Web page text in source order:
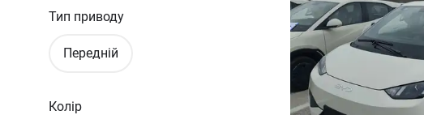
Тип приводу
Передній
Колір